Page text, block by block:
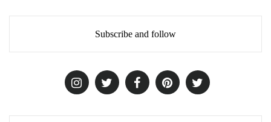
Subscribe and follow